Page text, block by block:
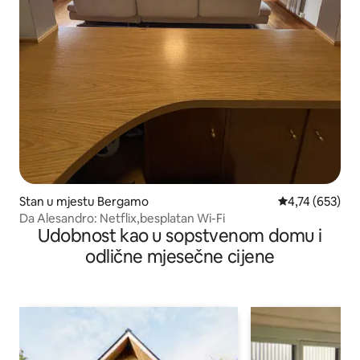
Stan u mjestu Bergamo prosječna
4,74 (653)
Da Alesandro: Netflix,besplatan Wi-Fi
Udobnost kao u sopstvenom domu i
odlične mjesečne cijene